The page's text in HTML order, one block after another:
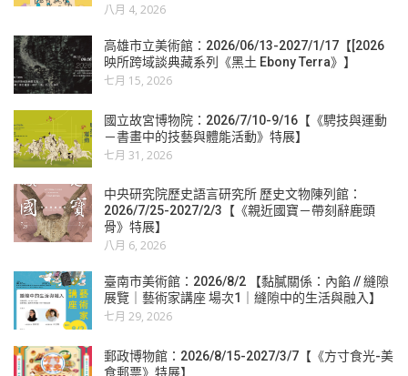
八月 4, 2026
高雄市立美術館：2026/06/13-2027/1/17【[2026
映所跨域談典藏系列《黑土 Ebony Terra》】
七月 15, 2026
國立故宮博物院：2026/7/10-9/16【《騁技與運動
－書畫中的技藝與體能活動》特展】
七月 31, 2026
中央研究院歷史語言研究所 歷史文物陳列館：
2026/7/25-2027/2/3【《親近國寶－帶刻辭鹿頭
骨》特展】
八月 6, 2026
臺南市美術館：2026/8/2 【黏膩關係：內餡 // 縫隙
展覽｜藝術家講座 場次1｜縫隙中的生活與融入】
七月 29, 2026
郵政博物館：2026/8/15-2027/3/7【《方寸食光-美
食郵票》特展】